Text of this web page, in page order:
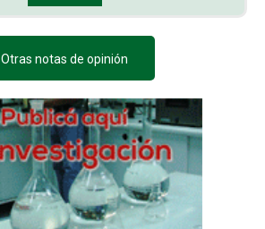
Otras notas de opinión